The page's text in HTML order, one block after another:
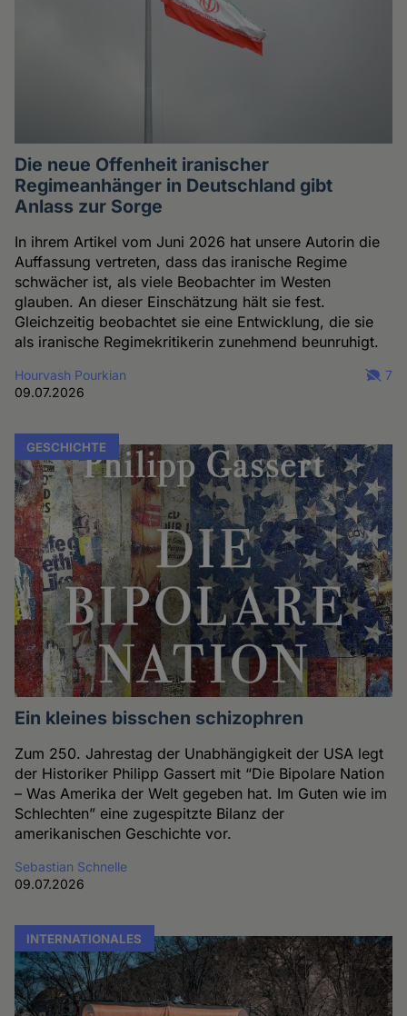
Die neue Offenheit iranischer
Regimeanhänger in Deutschland gibt
Anlass zur Sorge
In ihrem Artikel vom Juni 2026 hat unsere Autorin die
Auffassung vertreten, dass das iranische Regime
schwächer ist, als viele Beobachter im Westen
glauben. An dieser Einschätzung hält sie fest.
Gleichzeitig beobachtet sie eine Entwicklung, die sie
als iranische Regimekritikerin zunehmend beunruhigt.
Hourvash Pourkian
09.07.2026
7
GESCHICHTE
Ein kleines bisschen schizophren
Zum 250. Jahrestag der Unabhängigkeit der USA legt
der Historiker Philipp Gassert mit “Die Bipolare Nation
– Was Amerika der Welt gegeben hat. Im Guten wie im
Schlechten” eine zugespitzte Bilanz der
amerikanischen Geschichte vor.
Sebastian Schnelle
09.07.2026
INTERNATIONALES